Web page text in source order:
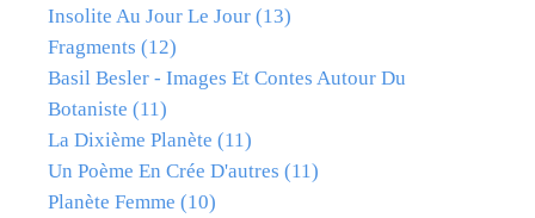
Insolite Au Jour Le Jour (13)
Fragments (12)
Basil Besler - Images Et Contes Autour Du
Botaniste (11)
La Dixième Planète (11)
Un Poème En Crée D'autres (11)
Planète Femme (10)